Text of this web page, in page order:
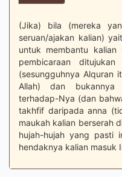
(Jika) bila (mereka
seruan/ajakan kalian)
untuk membantu kalian
pembicaraan
(sesungguhnya Alquran
Allah) dan bukannya
terhadap-Nya (dan
takhfif daripada anna
maukah kalian berserah
hujah-hujah yang pasti
hendaknya kalian masuk